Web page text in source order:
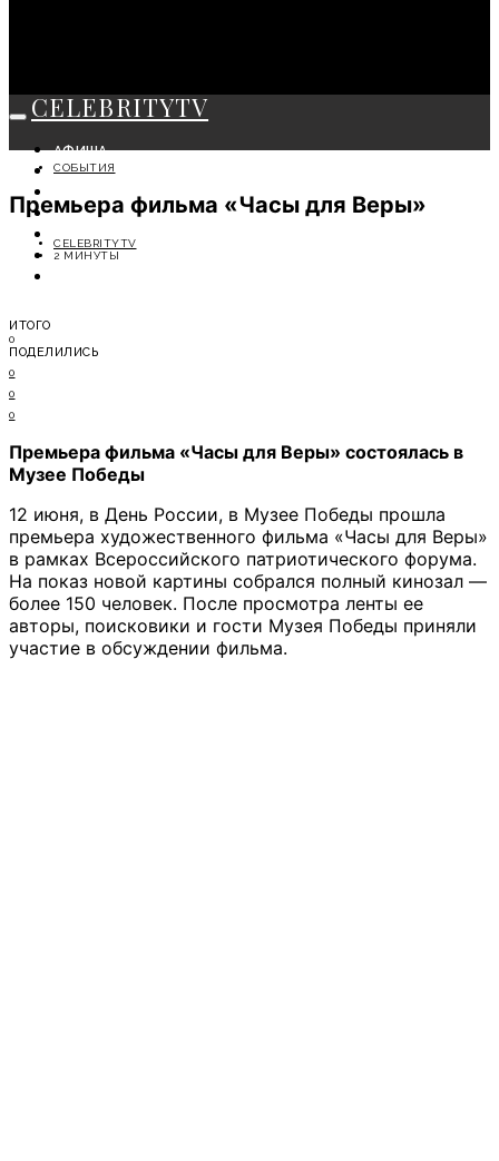
CELEBRITYTV
АФИША
СОБЫТИЯ
МОДА
ЛИЧНОСТЬ
ОТДЫХ
СОБЫТИЯ
Премьера фильма «Часы для Веры»
CELEBRITYTV
2 МИНУТЫ
ИТОГО
0
ПОДЕЛИЛИСЬ
0
0
0
Премьера фильма «Часы для Веры» состоялась в
Музее Победы
12 июня, в День России, в Музее Победы прошла
премьера художественного фильма «Часы для Веры»
в рамках Всероссийского патриотического форума.
На показ новой картины собрался полный кинозал —
более 150 человек. После просмотра ленты ее
авторы, поисковики и гости Музея Победы приняли
участие в обсуждении фильма.